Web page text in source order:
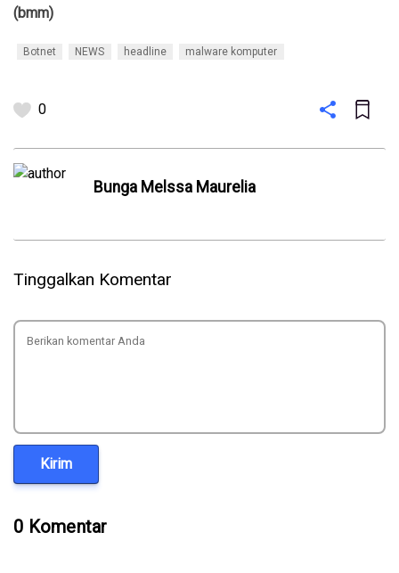
(bmm)
Botnet NEWS headline malware komputer
0
Bunga Melssa Maurelia
Tinggalkan Komentar
Kirim
0 Komentar